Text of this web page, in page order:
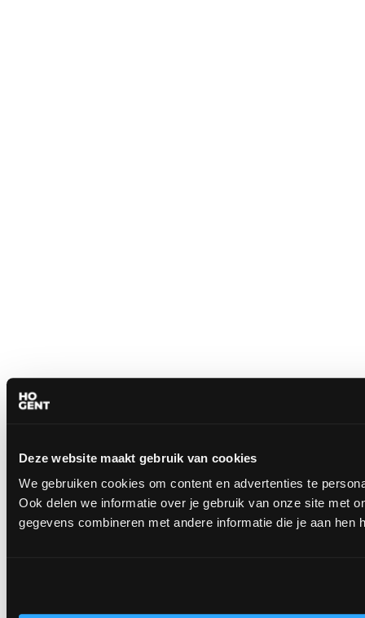
Deze website maakt gebruik van cookies
We gebruiken cookies om content en advertenties te
Ook delen we informatie over je gebruik van onze site met
gegevens combineren met andere informatie die je aan